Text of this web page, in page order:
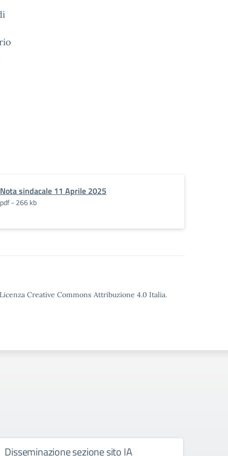
Nota sindacale 11 Aprile 2025
pdf - 266 kb
Creative Commons Attribuzione 4.0 Italia.
Disseminazione sezione sito IA